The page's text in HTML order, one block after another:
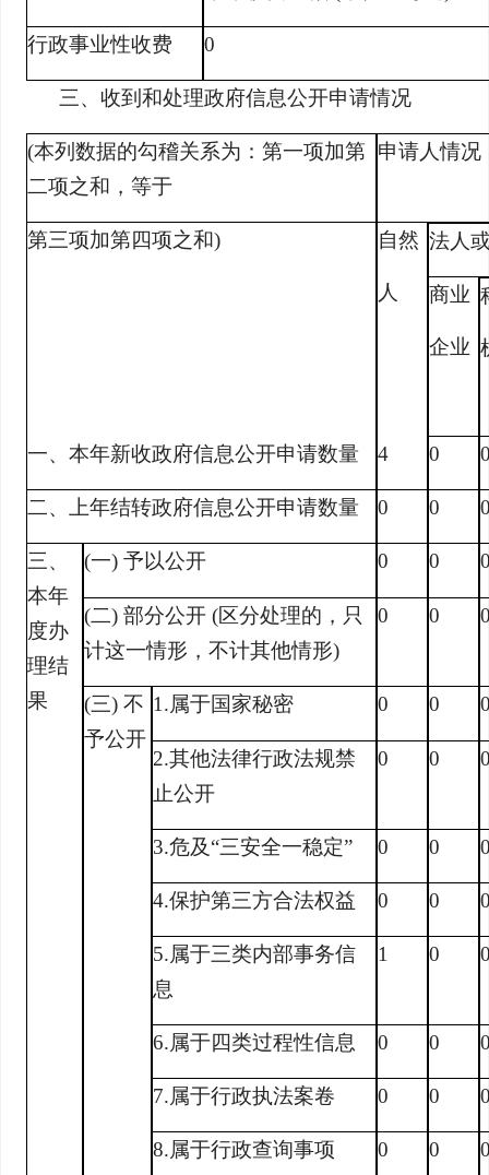
行政事业性收费 0
三、收到和处理政府信息公开申请情况
(本列数据的勾稽关系为：第一项加第
二项之和，等于
申请人情况
第三项加第四项之和) 自然
人
法人
商业
企业
一、本年新收政府信息公开申请数量 4 0
二、上年结转政府信息公开申请数量 0 0
三、
本年
度办
理结
果
(一) 予以公开 0 0
(二) 部分公开 (区分处理的，只
计这一情形，不计其他情形)
0 0
(三) 不
予公开
1.属于国家秘密 0 0
2.其他法律行政法规禁
止公开
0 0
3.危及“三安全一稳定” 0 0
4.保护第三方合法权益 0 0
5.属于三类内部事务信
息
1 0
6.属于四类过程性信息 0 0
7.属于行政执法案卷 0 0
8.属于行政查询事项 0 0